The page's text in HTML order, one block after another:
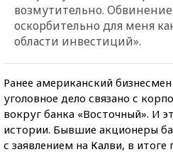
возмутительно. Обвинение
оскорбительно для меня
области инвестиций».
Ранее американский
уголовное дело связано с
вокруг банка «Восточный». И
истории. Бывшие акционеры
с заявлением на Калви, в